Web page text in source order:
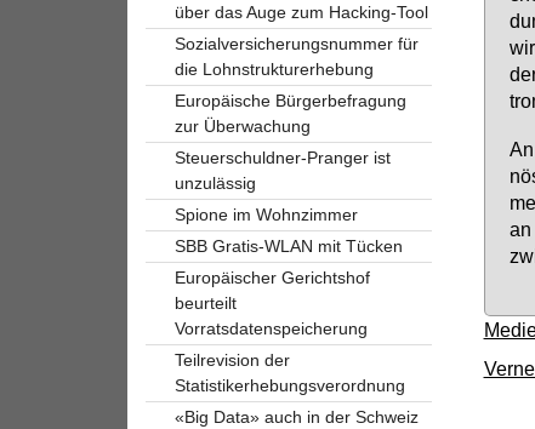
über das Auge zum Hacking-Tool
Sozialversicherungsnummer für
die Lohnstrukturerhebung
Europäische Bürgerbefragung
zur Überwachung
Steuerschuldner-Pranger ist
unzulässig
Spione im Wohnzimmer
SBB Gratis-WLAN mit Tücken
Europäischer Gerichtshof
beurteilt
Vorratsdatenspeicherung
Teilrevision der
Statistikerhebungsverordnung
«Big Data» auch in der Schweiz